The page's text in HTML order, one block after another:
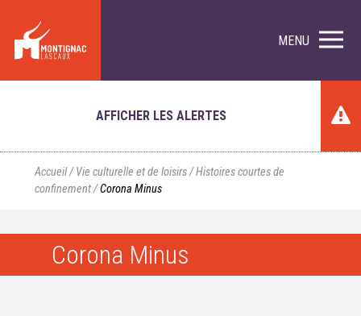
MENU
AFFICHER LES ALERTES
Accueil/Vie culturelle et de loisirs/Histoires courtes de
confinement/Corona Minus
Corona Minus